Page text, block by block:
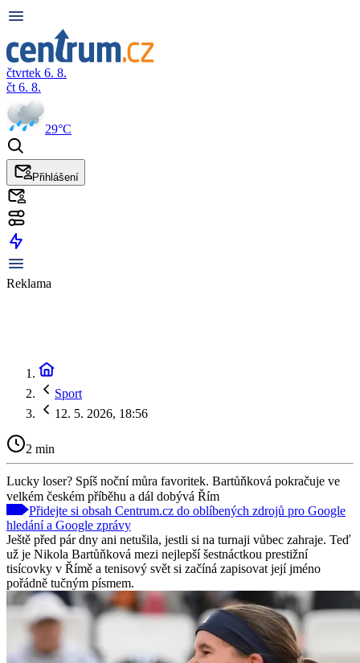
čtvrtek 6. 8.
čt 6. 8.
29°C
Přihlášení
Reklama
Sport
12. 5. 2026, 18:56
2 min
Lucky loser? Spíš noční můra favoritek. Bartůňková pokračuje ve
velkém českém příběhu a dál dobývá Řím
Přidejte si obsah Centrum.cz do oblíbených zdrojů pro Google
hledání a Google zprávy
Ještě před pár dny ani netušila, jestli si na turnaji vůbec zahraje. Teď
už je Nikola Bartůňková mezi nejlepší šestnáctkou prestižní
tisícovky v Římě a tenisový svět si začíná zapisovat její jméno
pořádně tučným písmem.